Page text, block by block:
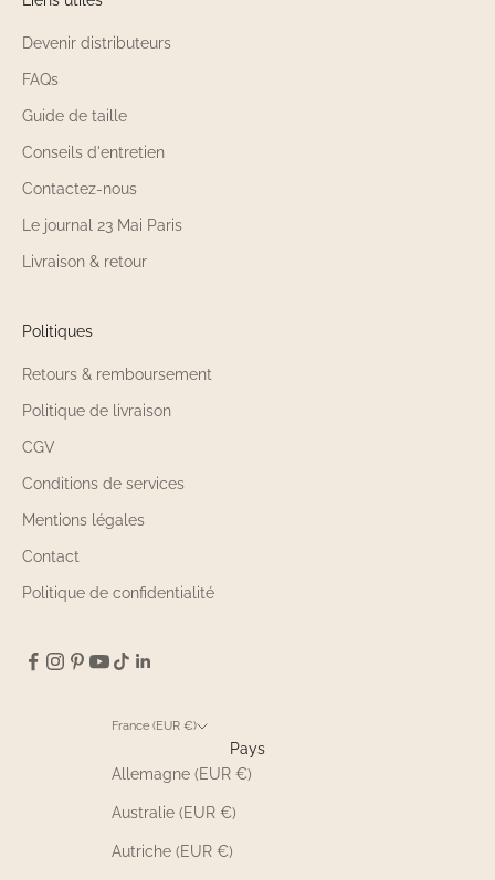
Devenir distributeurs
FAQs
Guide de taille
Conseils d'entretien
Contactez-nous
Le journal 23 Mai Paris
Livraison & retour
Politiques
Retours & remboursement
Politique de livraison
CGV
Conditions de services
Mentions légales
Contact
Politique de confidentialité
France (EUR €)
Pays
Allemagne (EUR €)
Australie (EUR €)
Autriche (EUR €)